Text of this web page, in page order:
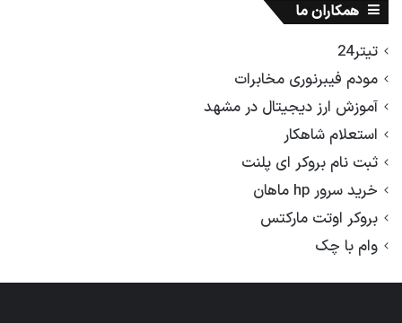
همکاران ما
تیتر24
مودم فیبرنوری مخابرات
آموزش ارز دیجیتال در مشهد
استعلام شاهکار
ثبت نام بروکر ای پلنت
خرید سرور hp ماهان
بروکر اوتت مارکتس
وام با چک